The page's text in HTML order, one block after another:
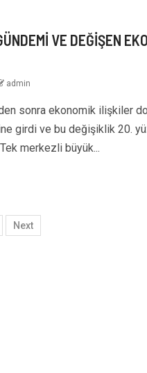
VE DEĞİŞEN
admin
sonra ekonomik ilişkiler
girdi ve bu değişiklik 20.
merkezli büyük...
Next